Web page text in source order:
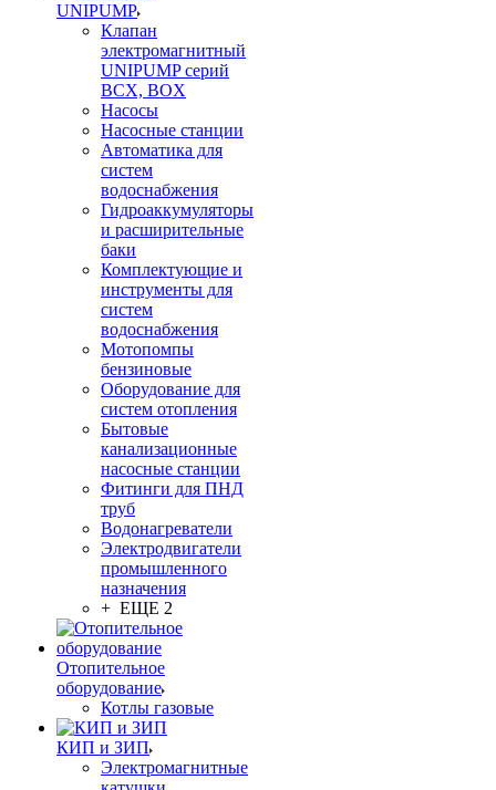
UNIPUMP
Клапан
электромагнитный
UNIPUMP серий
BCX, BOX
Насосы
Насосные станции
Автоматика для
систем
водоснабжения
Гидроаккумуляторы
и расширительные
баки
Комплектующие и
инструменты для
систем
водоснабжения
Мотопомпы
бензиновые
Оборудование для
систем отопления
Бытовые
канализационные
насосные станции
Фитинги для ПНД
труб
Водонагреватели
Электродвигатели
промышленного
назначения
+ ЕЩЕ 2
Отопительное
оборудование
Котлы газовые
КИП и ЗИП
Электромагнитные